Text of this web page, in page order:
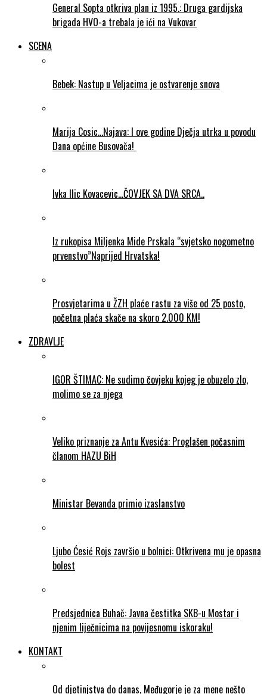
General Sopta otkriva plan iz 1995.: Druga gardijska
brigada HVO-a trebala je ići na Vukovar
SCENA
Bebek: Nastup u Veljacima je ostvarenje snova
Marija Cosic…Najava: I ove godine Dječja utrka u povodu
Dana općine Busovača!
Ivka Ilic Kovacevic…ČOVJEK SA DVA SRCA..
Iz rukopisa Miljenka Mide Prskala “svjetsko nogometno
prvenstvo”Naprijed Hrvatska!
Prosvjetarima u ŽZH plaće rastu za više od 25 posto,
početna plaća skače na skoro 2.000 KM!
ZDRAVLJE
IGOR ŠTIMAC: Ne sudimo čovjeku kojeg je obuzelo zlo,
molimo se za njega
Veliko priznanje za Antu Kvesića: Proglašen počasnim
članom HAZU BiH
Ministar Bevanda primio izaslanstvo
Ljubo Ćesić Rojs završio u bolnici: Otkrivena mu je opasna
bolest
Predsjednica Buhač: Javna čestitka SKB-u Mostar i
njenim liječnicima na povijesnomu iskoraku!
KONTAKT
Od djetinjstva do danas, Međugorje je za mene nešto